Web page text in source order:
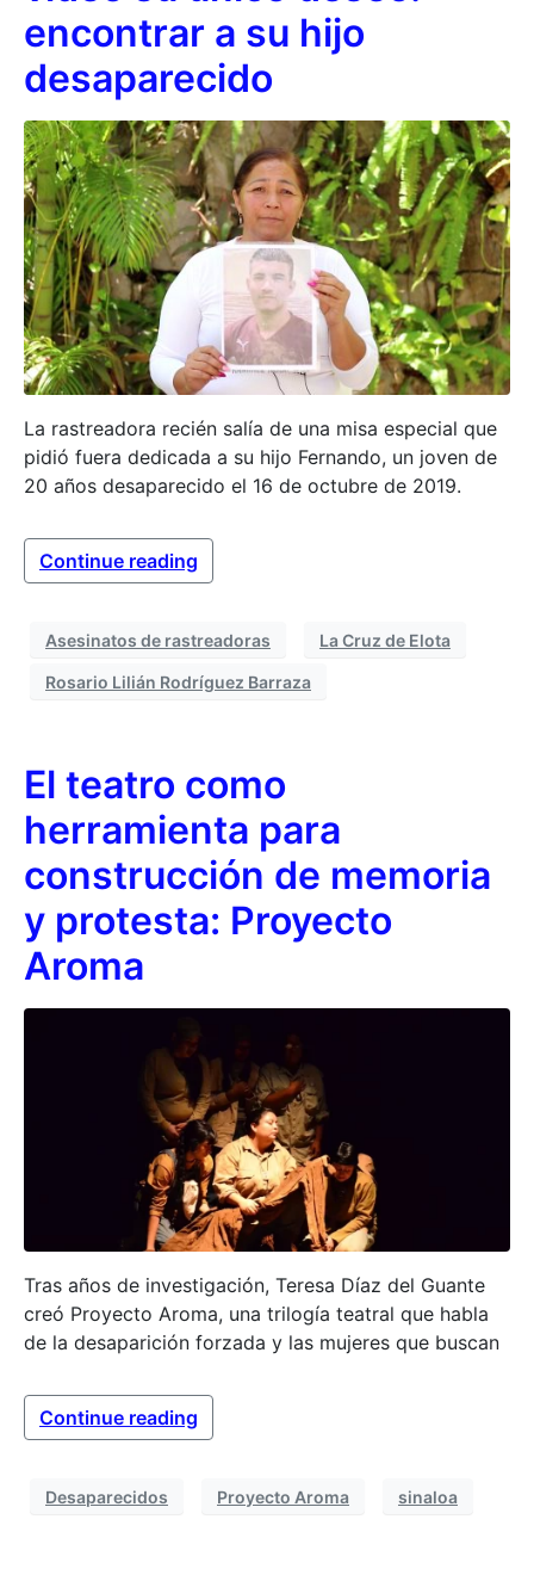
encontrar a su hijo
desaparecido
La rastreadora recién salía de una misa especial que
pidió fuera dedicada a su hijo Fernando, un joven de
20 años desaparecido el 16 de octubre de 2019.
Continue reading
Asesinatos de rastreadoras La Cruz de Elota
Rosario Lilián Rodríguez Barraza
El teatro como
herramienta para
construcción de memoria
y protesta: Proyecto
Aroma
Tras años de investigación, Teresa Díaz del Guante
creó Proyecto Aroma, una trilogía teatral que habla
de la desaparición forzada y las mujeres que buscan
Continue reading
Desaparecidos Proyecto Aroma sinaloa